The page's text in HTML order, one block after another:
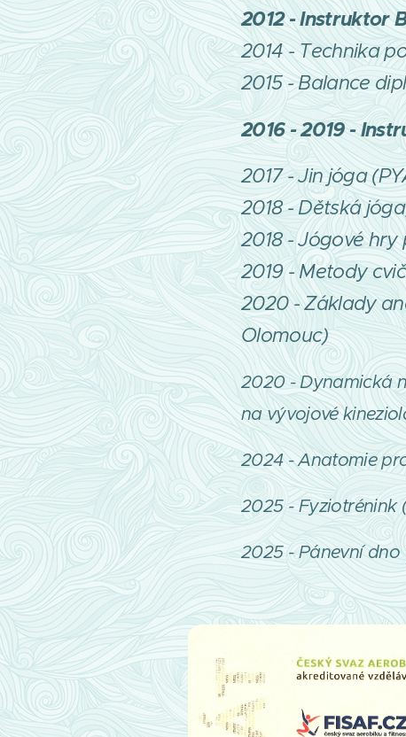
2012 - Instruktor
2014 - Technika
2015 - Balance
2016 - 2019 -
2017 - Jin jóga
2018 - Dětská
2018 - Jógové
2019 - Metody
2020 - Základy
Olomouc)
2020 - Dynamická
na vývojové
2024 - Anatomie
2025 - Fyziotrénink
2025 - Pánevní dno